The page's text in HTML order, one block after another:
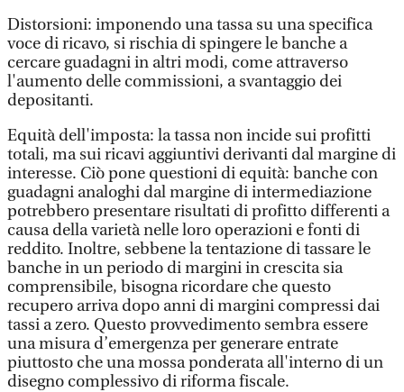
Distorsioni: imponendo una tassa su una specifica
voce di ricavo, si rischia di spingere le banche a
cercare guadagni in altri modi, come attraverso
l'aumento delle commissioni, a svantaggio dei
depositanti.
Equità dell'imposta: la tassa non incide sui profitti
totali, ma sui ricavi aggiuntivi derivanti dal margine di
interesse. Ciò pone questioni di equità: banche con
guadagni analoghi dal margine di intermediazione
potrebbero presentare risultati di profitto differenti a
causa della varietà nelle loro operazioni e fonti di
reddito. Inoltre, sebbene la tentazione di tassare le
banche in un periodo di margini in crescita sia
comprensibile, bisogna ricordare che questo
recupero arriva dopo anni di margini compressi dai
tassi a zero. Questo provvedimento sembra essere
una misura d’emergenza per generare entrate
piuttosto che una mossa ponderata all'interno di un
disegno complessivo di riforma fiscale.